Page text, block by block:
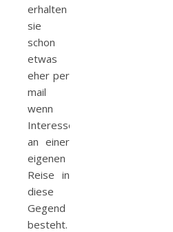
erhalten
sie
schon
etwas
eher per
mail
wenn
Interesse
an einer
eigenen
Reise in
diese
Gegend
besteht.